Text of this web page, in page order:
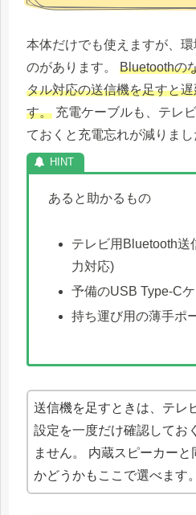
本体だけでも使えますが、
のがあります。 Bluetoothの
タル対応の送信機を足すと
す。 充電ケーブルも、テレ
ておくと充電忘れが減りまし
あると助かるもの
テレビ用Bluetooth送
力対応)
予備のUSB Type-C
持ち運び用の薄手ポ
送信機を足すときは、テレ
設定を一度だけ確認してお
ません。 内蔵スピーカーと
かどうかもここで選べます。